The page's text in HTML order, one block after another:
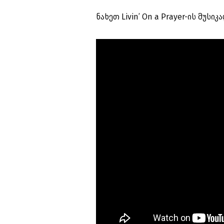
ნახეთ Livin’ On a Prayer-ის